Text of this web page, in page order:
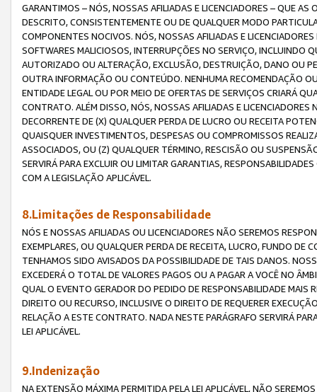
GARANTIMOS – NÓS, NOSSAS AFILIADAS E LICENCIADORES – QUE
DESCRITO, CONSISTENTEMENTE OU DE QUALQUER MODO
COMPONENTES NOCIVOS. NÓS, NOSSAS AFILIADAS E
SOFTWARES MALICIOSOS, INTERRUPÇÕES NO SERVIÇO, INCLUINDO
AUTORIZADO OU ALTERAÇÃO, EXCLUSÃO, DESTRUIÇÃO, DANO OU
OUTRA INFORMAÇÃO OU CONTEÚDO. NENHUMA RECOMENDAÇÃO
ENTIDADE LEGAL OU POR MEIO DE OFERTAS DE SERVIÇOS CRIARÁ
CONTRATO. ALÉM DISSO, NÓS, NOSSAS AFILIADAS E
DECORRENTE DE (X) QUALQUER PERDA DE LUCRO OU RECEITA
QUAISQUER INVESTIMENTOS, DESPESAS OU COMPROMISSOS
ASSOCIADOS, OU (Z) QUALQUER TÉRMINO, RESCISÃO OU
SERVIRÁ PARA EXCLUIR OU LIMITAR GARANTIAS,
COM A LEGISLAÇÃO APLICÁVEL.
8.Limitações de Responsabilidade
NÓS E NOSSAS AFILIADAS OU LICENCIADORES NÃO SEREMOS
EXEMPLARES, OU QUALQUER PERDA DE RECEITA, LUCRO, FUNDO
TENHAMOS SIDO AVISADOS DA POSSIBILIDADE DE TAIS DANOS.
EXCEDERÁ O TOTAL DE VALORES PAGOS OU A PAGAR A VOCÊ NO
QUAL O EVENTO GERADOR DO PEDIDO DE RESPONSABILIDADE
DIREITO OU RECURSO, INCLUSIVE O DIREITO DE REQUERER
RELAÇÃO A ESTE CONTRATO. NADA NESTE PARÁGRAFO SERVIRÁ
LEI APLICÁVEL.
9.Indenização
NA EXTENSÃO MÁXIMA PERMITIDA PELA LEI APLICÁVEL, NÃO